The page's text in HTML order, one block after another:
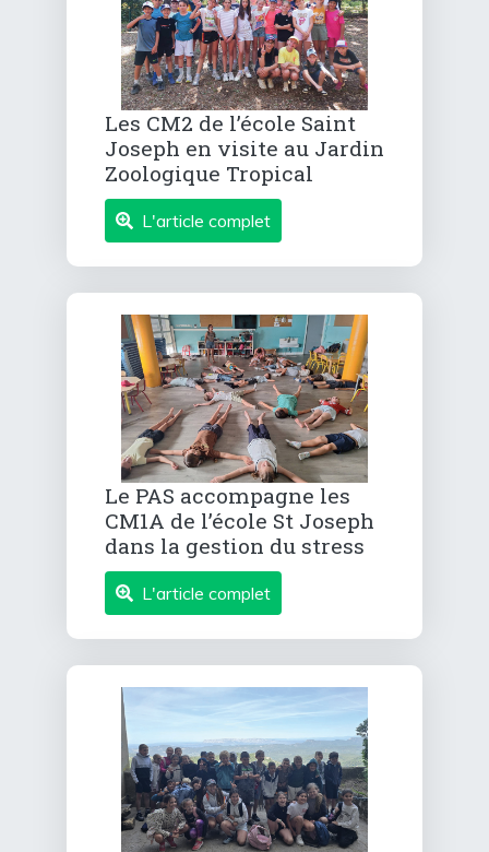
Les CM2 de l’école Saint
Joseph en visite au Jardin
Zoologique Tropical
L'article complet
Le PAS accompagne les
CM1A de l’école St Joseph
dans la gestion du stress
L'article complet